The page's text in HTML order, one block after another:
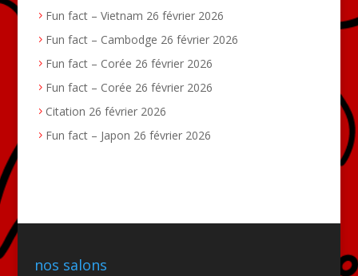
Fun fact – Vietnam 26 février 2026
Fun fact – Cambodge 26 février 2026
Fun fact – Corée 26 février 2026
Fun fact – Corée 26 février 2026
Citation 26 février 2026
Fun fact – Japon 26 février 2026
nos salons